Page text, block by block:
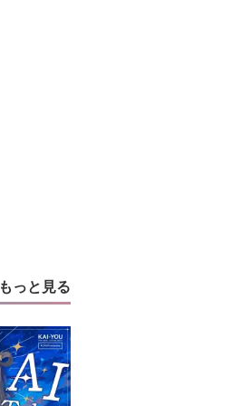
もっと見る